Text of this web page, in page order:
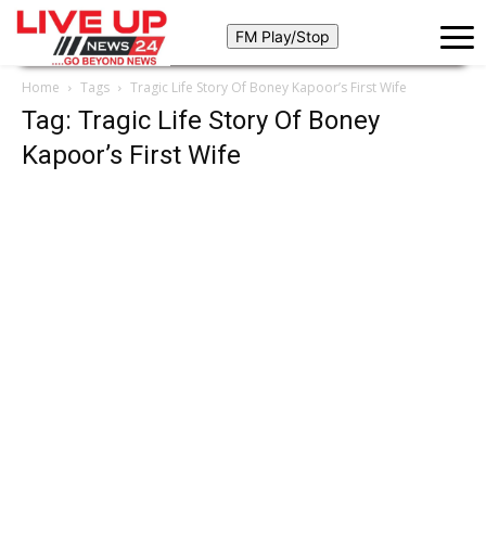
Home Tags Tragic Life Story Of Boney Kapoor’s First Wife
Tag: Tragic Life Story Of Boney
Kapoor’s First Wife